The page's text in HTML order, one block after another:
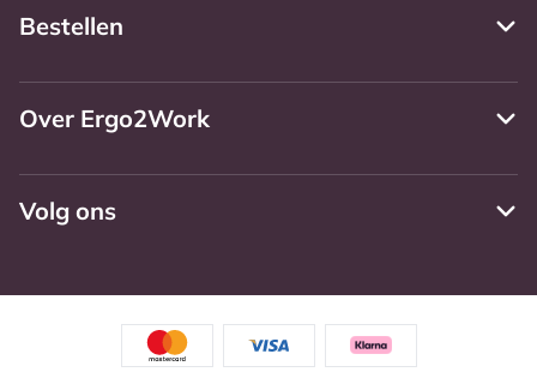
Bestellen
Over Ergo2Work
Volg ons